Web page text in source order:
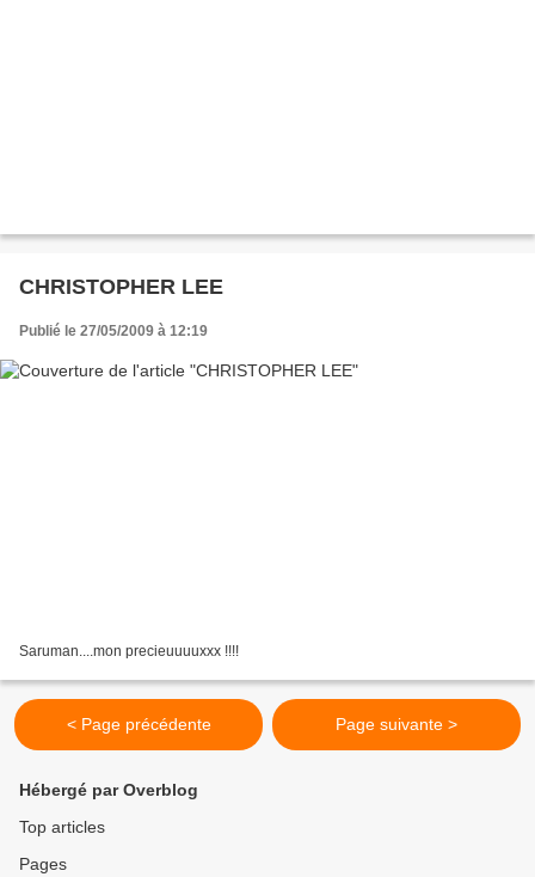
CHRISTOPHER LEE
Publié le 27/05/2009 à 12:19
Saruman....mon precieuuuuxxx !!!!
< Page précédente Page suivante >
Hébergé par Overblog
Top articles
Pages